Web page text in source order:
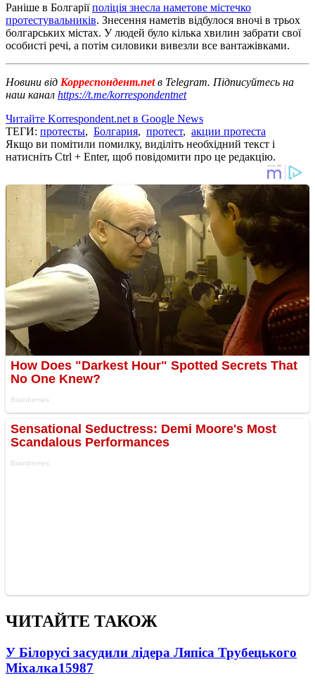
Раніше в Болгаріїполіція знесла наметове містечко
протестувальників. Знесення наметів відбулося вночі в трьох
болгарських містах. У людей було кілька хвилин забрати свої
особисті речі, а потім силовики вивезли все вантажівками.
Новини від Корреспондент.netв Telegram. Підписуйтесь на
наш канал https://t.me/korrespondentnet
Читайте Korrespondent.net в Google News
ТЕГИ: протесты, Болгария, протест, акции протеста
Якщо ви помітили помилку, виділіть необхідний текст і
натисніть Ctrl + Enter, щоб повідомити про це редакцію.
ЧИТАЙТЕ ТАКОЖ
У Білорусі засудили лідера Ляпіса Трубецького
Міхалка15987